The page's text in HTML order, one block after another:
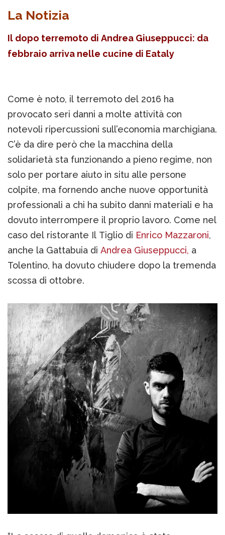
La Notizia
Il dopo terremoto di Andrea Giuseppucci: da
febbraio arriva nelle cucine di Eataly
Come è noto, il terremoto del 2016 ha
provocato seri danni a molte attività con
notevoli ripercussioni sull’economia marchigiana.
C’è da dire però che la macchina della
solidarietà sta funzionando a pieno regime, non
solo per portare aiuto in situ alle persone
colpite, ma fornendo anche nuove opportunità
professionali a chi ha subito danni materiali e ha
dovuto interrompere il proprio lavoro. Come nel
caso del ristorante Il Tiglio di Enrico Mazzaroni,
anche la Gattabuia di Andrea Giuseppucci, a
Tolentino, ha dovuto chiudere dopo la tremenda
scossa di ottobre.